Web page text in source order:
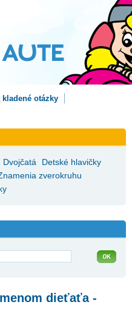
kladené otázky
Dvojčatá
Detské hlavičky
zverokruhu
dieťaťa -